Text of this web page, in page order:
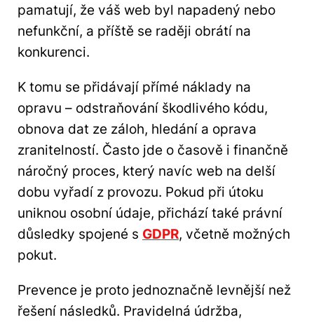
pamatují, že váš web byl napadený nebo
nefunkční, a příště se raději obrátí na
konkurenci.
K tomu se přidávají přímé náklady na
opravu – odstraňování škodlivého kódu,
obnova dat ze záloh, hledání a oprava
zranitelností. Často jde o časově i finančně
náročný proces, který navíc web na delší
dobu vyřadí z provozu. Pokud při útoku
uniknou osobní údaje, přichází také právní
důsledky spojené s GDPR, včetně možných
pokut.
Prevence je proto jednoznačně levnější než
řešení následků. Pravidelná údržba,